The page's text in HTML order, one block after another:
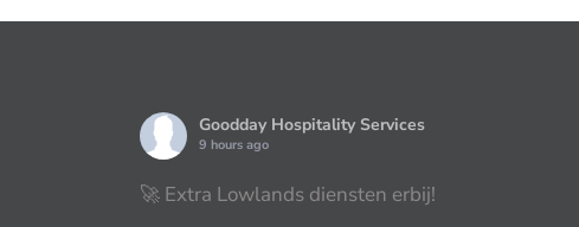
Goodday Hospitality Services
9 hours ago
🚀 Extra Lowlands diensten erbij!